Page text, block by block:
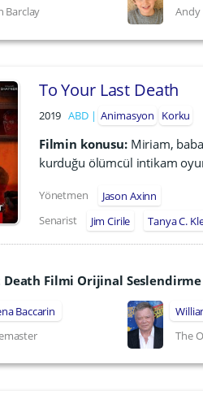
Barclay
Andy
To Your Last Death
2019 ABD Animasyon Korku
Filmin konusu: Miriam,
kurduğu ölümcül intikam
Yönetmen
Jason Axinn
Senarist
Jim Cirile Tanya C.
Death Filmi Orijinal
Baccarin
The